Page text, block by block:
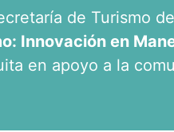
de Turismo
Innovación en
en apoyo a la